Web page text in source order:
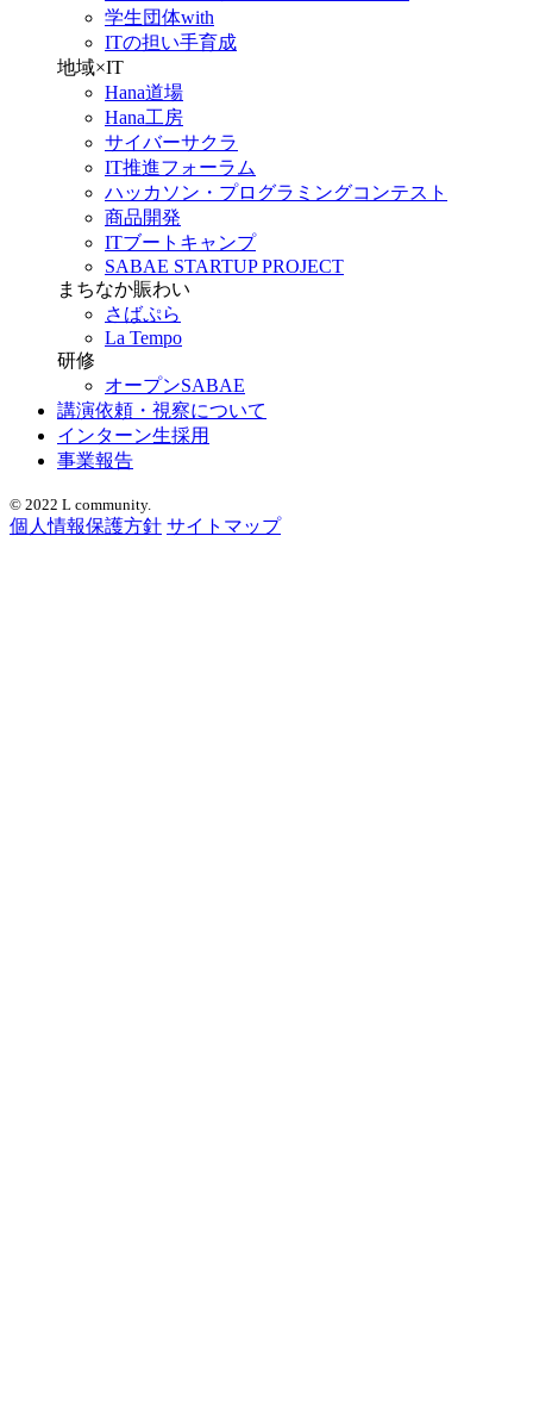
学生団体with
ITの担い手育成
地域×IT
Hana道場
Hana工房
サイバーサクラ
IT推進フォーラム
ハッカソン・プログラミングコンテスト
商品開発
ITブートキャンプ
SABAE STARTUP PROJECT
まちなか賑わい
さばぷら
La Tempo
研修
オープンSABAE
講演依頼・視察について
インターン生採用
事業報告
© 2022 L community.
個人情報保護方針 サイトマップ